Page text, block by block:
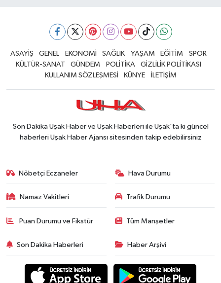
ASAYİŞ GENEL EKONOMİ SAĞLIK YAŞAM EĞİTİM
SPOR
KÜLTÜR-SANAT
GÜNDEM POLİTİKA
GİZLİLİK POLİTİKASI
KULLANIM SÖZLEŞMESİ
KÜNYE İLETİŞİM
Son Dakika Uşak Haber ve Uşak Haberleri ile Uşak'ta ki güncel
haberleri Uşak Haber Ajansı sitesinden takip edebilirsiniz
Nöbetçi Eczaneler Hava Durumu
Namaz Vakitleri Trafik Durumu
Puan Durumu ve Fikstür Tüm Manşetler
Son Dakika Haberleri Haber Arşivi